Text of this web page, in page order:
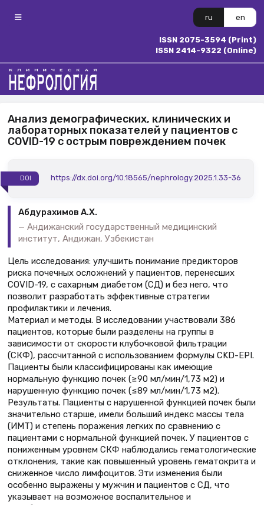
ru en
ISSN 2075-3594 (Print)
ISSN 2414-9322 (Online)
Анализ демографических, клинических и
лабораторных показателей у пациентов с
COVID-19 с острым повреждением почек
DOI https://dx.doi.org/10.18565/nephrology.2025.1.33-36
Абдурахимов А.Х.
Андижанский государственный медицинский
институт, Андижан, Узбекистан
Цель исследования: улучшить понимание предикторов
риска почечных осложнений у пациентов, перенесших
COVID-19, с сахарным диабетом (СД) и без него, что
позволит разработать эффективные стратегии
профилактики и лечения.
Материал и методы. В исследовании участвовали 386
пациентов, которые были разделены на группы в
зависимости от скорости клубочковой фильтрации
(СКФ), рассчитанной с использованием формулы CKD-EPI.
Пациенты были классифицированы как имеющие
нормальную функцию почек (≥90 мл/мин/1,73 м2) и
нарушенную функцию почек (≤89 мл/мин/1,73 м2).
Результаты. Пациенты с нарушенной функцией почек были
значительно старше, имели больший индекс массы тела
(ИМТ) и степень поражения легких по сравнению с
пациентами с нормальной функцией почек. У пациентов с
пониженным уровнем СКФ наблюдались гематологические
отклонения, такие как повышенный уровень гематокрита и
сниженное число лимфоцитов. Эти изменения были
особенно выражены у мужчин и пациентов с СД, что
указывает на возможное воспалительное и